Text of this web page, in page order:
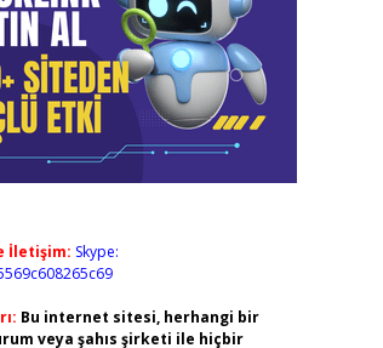
İletişim: Skype:
Bu internet sitesi, herhangi bir
veya şahıs şirketi ile hiçbir